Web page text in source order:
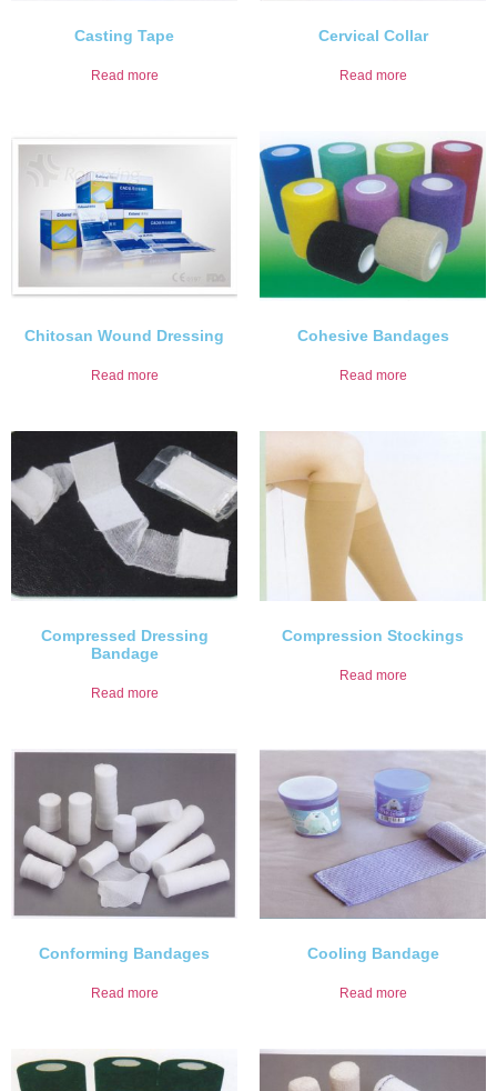
Casting Tape
Read more
Cervical Collar
Read more
Chitosan Wound Dressing
Read more
Cohesive Bandages
Read more
Compressed Dressing
Bandage
Read more
Compression Stockings
Read more
Conforming Bandages
Read more
Cooling Bandage
Read more